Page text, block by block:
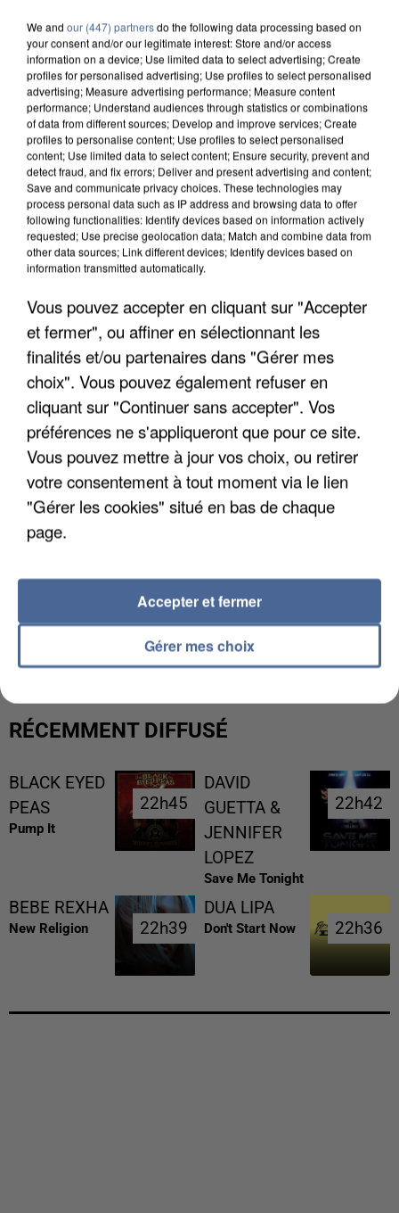
UN SECOND CADRE DE LA DZ MAFIA
UNE TOURISTE DE L’OISE EMPORTÉE PAR UNE
COULÉE DE BOUE EN HAUTE-SAVOIE
RÉCEMMENT DIFFUSÉ
BLACK EYED
PEAS
Pump It
22h45
22h45
DAVID
GUETTA &
JENNIFER
LOPEZ
Save Me Tonight
22h42
22h42
BEBE REXHA
New Religion 22h39
22h39
DUA LIPA
Don't Start Now 22h36
22h36
We and our (447) partnersdo the following data processing based on
your consent and/or our legitimate interest: Store and/or access
information on a device; Use limited data to select advertising; Create
profiles for personalised advertising; Use profiles to select personalised
advertising; Measure advertising performance; Measure content
performance; Understand audiences through statistics or combinations
of data from different sources; Develop and improve services; Create
profiles to personalise content; Use profiles to select personalised
content; Use limited data to select content; Ensure security, prevent and
detect fraud, and fix errors; Deliver and present advertising and content;
Save and communicate privacy choices. These technologies may
process personal data such as IP address and browsing data to offer
following functionalities: Identify devices based on information actively
requested; Use precise geolocation data; Match and combine data from
other data sources; Link different devices; Identify devices based on
information transmitted automatically.
Vous pouvez accepter en cliquant sur "Accepter
et fermer", ou affiner en sélectionnant les
finalités et/ou partenaires dans "Gérer mes
choix". Vous pouvez également refuser en
cliquant sur "Continuer sans accepter". Vos
préférences ne s'appliqueront que pour ce site.
Vous pouvez mettre à jour vos choix, ou retirer
votre consentement à tout moment via le lien
"Gérer les cookies" situé en bas de chaque
page.
Gérer mes choix
Accepter et fermer